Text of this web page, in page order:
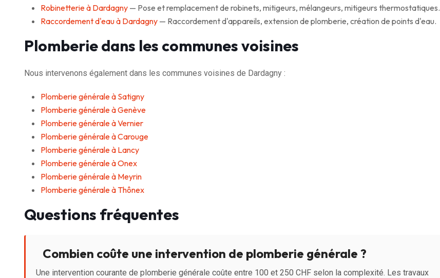
Robinetterie à Dardagny — Pose et remplacement de robinets, mitigeurs, mélangeurs, mitigeurs thermostatiques.
Raccordement d'eau à Dardagny — Raccordement d'appareils, extension de plomberie, création de points d'eau.
Plomberie dans les communes voisines
Nous intervenons également dans les communes voisines de Dardagny :
Plomberie générale à Satigny
Plomberie générale à Genève
Plomberie générale à Vernier
Plomberie générale à Carouge
Plomberie générale à Lancy
Plomberie générale à Onex
Plomberie générale à Meyrin
Plomberie générale à Thônex
Questions fréquentes
Combien coûte une intervention de plomberie générale ?
Une intervention courante de plomberie générale coûte entre 100 et 250 CHF selon la complexité. Les travaux